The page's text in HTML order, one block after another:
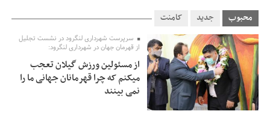
فریدون جیرانی: اکبر عبدی حیف شد
0:58
تسهیلات اشتغالزایی در اختیار نهادهای حمایتی باید براساس
اولویت‌های گیلان پرداخت شود
2:53
زمان جلسه سرنوشت‌ساز هیات رئیسه فدراسیون فوتبال با حضور
قلعه‌نویی مشخص شد
2:50
دفتر رهبر انقلاب: مطالب خارج از مراجع رسمی فاقد سندیت
محبوب جدید کامنت
سرپرست شهرداری لنگرود در نشست تجلیل
از قهرمان جهان در شهرداری لنگرود:
از مسئولین ورزش گیلان تعجب
میکنم که چرا قهرمانان جهانی ما را
نمی بینند